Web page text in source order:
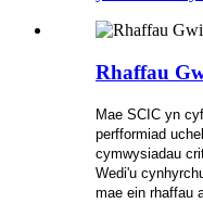
Rhaffau
Mae SCIC yn
perfformiad
cymwysiadau
Wedi'u
mae ein rhaffau